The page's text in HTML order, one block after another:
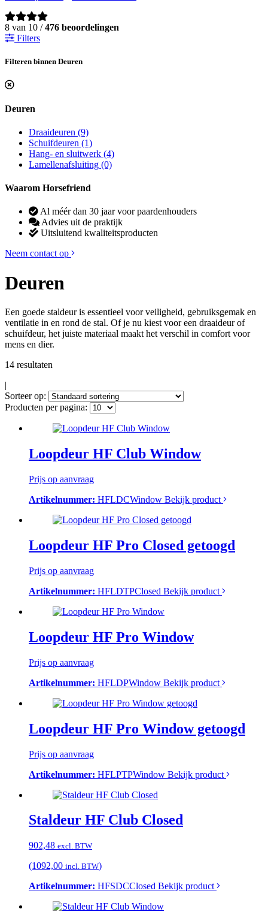
8 van 10 /476 beoordelingen
Filters
Filteren binnen Deuren
Deuren
Draaideuren (9)
Schuifdeuren (1)
Hang- en sluitwerk (4)
Lamellenafsluiting (0)
Waarom Horsefriend
Al méér dan 30 jaar voor paardenhouders
Advies uit de praktijk
Uitsluitend kwaliteitsproducten
Neem contact op
Deuren
Een goede staldeur is essentieel voor veiligheid, gebruiksgemak en
ventilatie in en rond de stal. Of je nu kiest voor een draaideur of
schuifdeur, het juiste materiaal maakt het verschil in comfort voor
mens en dier.
14 resultaten
|
Sorteer op:
Producten per pagina:
Loopdeur HF Club Window
Prijs op aanvraag
Artikelnummer: HFLDCWindow Bekijk product
Loopdeur HF Pro Closed getoogd
Prijs op aanvraag
Artikelnummer: HFLDTPClosed Bekijk product
Loopdeur HF Pro Window
Prijs op aanvraag
Artikelnummer: HFLDPWindow Bekijk product
Loopdeur HF Pro Window getoogd
Prijs op aanvraag
Artikelnummer: HFLPTPWindow Bekijk product
Staldeur HF Club Closed
902,48 excl. BTW
(1092,00 incl. BTW)
Artikelnummer: HFSDCClosed Bekijk product